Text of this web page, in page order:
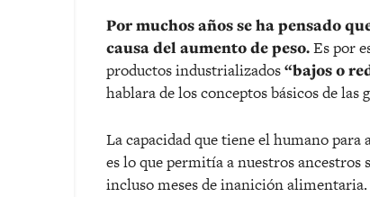
Por muchos años se ha pensado
causa del aumento de peso.Es por
productos industrializados“bajos o
hablara de los conceptos básicos de las
La capacidad que tiene el humano
es lo que permitía a nuestros
incluso meses de inanición alimentaria.